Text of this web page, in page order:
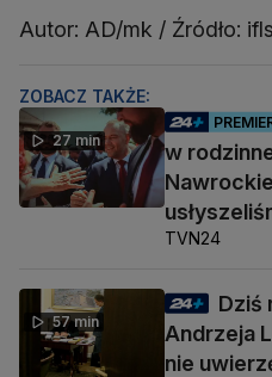
Autor: AD/mk / Źródło:
ZOBACZ TAKŻE:
27 min
w
TVN24
57 min
Dziś
Andrzeja
nie